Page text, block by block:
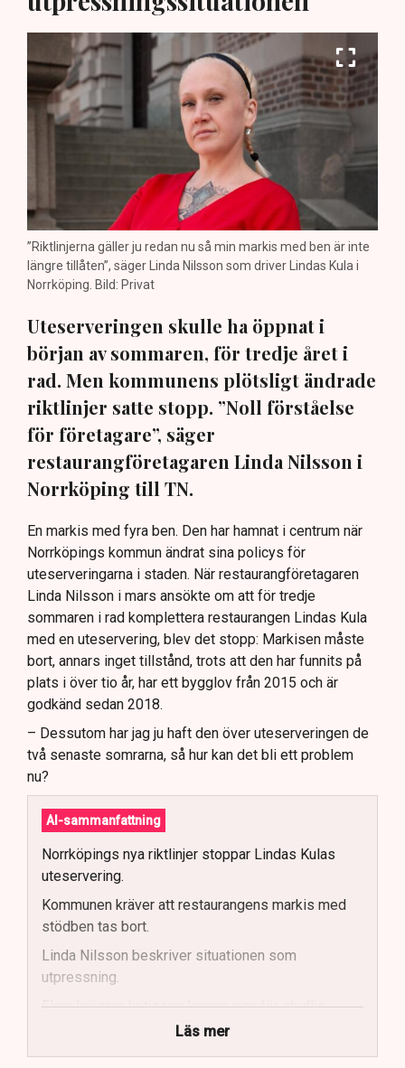
”Riktlinjerna gäller ju redan nu så min markis med ben är inte
längre tillåten”, säger Linda Nilsson som driver Lindas Kula i
Norrköping. Bild: Privat
Uteserveringen skulle ha öppnat i
början av sommaren, för tredje året i
rad. Men kommunens plötsligt ändrade
riktlinjer satte stopp. ”Noll förståelse
för företagare”, säger
restaurangföretagaren Linda Nilsson i
Norrköping till TN.
En markis med fyra ben. Den har hamnat i centrum när
Norrköpings kommun ändrat sina policys för
uteserveringarna i staden. När restaurangföretagaren
Linda Nilsson i mars ansökte om att för tredje
sommaren i rad komplettera restaurangen Lindas Kula
med en uteservering, blev det stopp: Markisen måste
bort, annars inget tillstånd, trots att den har funnits på
plats i över tio år, har ett bygglov från 2015 och är
godkänd sedan 2018.
– Dessutom har jag ju haft den över uteserveringen de
två senaste somrarna, så hur kan det bli ett problem
nu?
AI-sammanfattning
Norrköpings nya riktlinjer stoppar Lindas Kulas
uteservering.
Kommunen kräver att restaurangens markis med
stödben tas bort.
Linda Nilsson beskriver situationen som
utpressning.
Flera krögare kritiserar kommunen för otydlig
Kommunen vill skapa enhetliga regler för
Läs mer